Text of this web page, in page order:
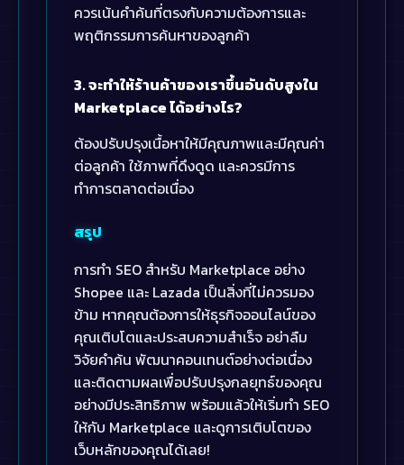
ควรเน้นคำค้นที่ตรงกับความต้องการและ
พฤติกรรมการค้นหาของลูกค้า
3. จะทำให้ร้านค้าของเราขึ้นอันดับสูงใน
Marketplace ได้อย่างไร?
ต้องปรับปรุงเนื้อหาให้มีคุณภาพและมีคุณค่า
ต่อลูกค้า ใช้ภาพที่ดึงดูด และควรมีการ
ทำการตลาดต่อเนื่อง
สรุป
การทำ SEO สำหรับ Marketplace อย่าง
Shopee และ Lazada เป็นสิ่งที่ไม่ควรมอง
ข้าม หากคุณต้องการให้ธุรกิจออนไลน์ของ
คุณเติบโตและประสบความสำเร็จ อย่าลืม
วิจัยคำค้น พัฒนาคอนเทนต์อย่างต่อเนื่อง
และติดตามผลเพื่อปรับปรุงกลยุทธ์ของคุณ
อย่างมีประสิทธิภาพ พร้อมแล้วให้เริ่มทำ SEO
ให้กับ Marketplace และดูการเติบโตของ
เว็บหลักของคุณได้เลย!